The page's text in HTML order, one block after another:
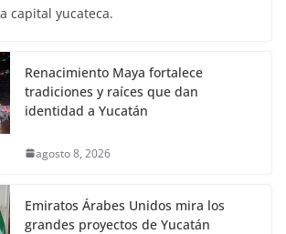
capital yucateca.
Renacimiento Maya fortalece
tradiciones y raíces que dan
identidad a Yucatán
agosto 8, 2026
Emiratos Árabes Unidos mira los
grandes proyectos de Yucatán